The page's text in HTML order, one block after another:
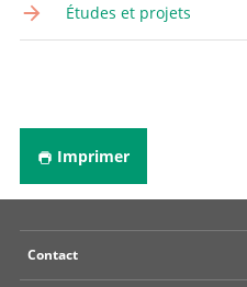
Études et projets
Imprimer
Contact